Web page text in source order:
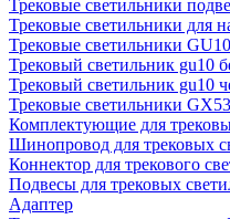
Трековые светильники
Трековые светильники для
Трековые светильники GU10
Трековый светильник gu10
Трековый светильник gu10
Трековые светильники GX53
Комплектующие для
Шинопровод для трековых
Коннектор для трекового
Подвесы для трековых
Адаптер